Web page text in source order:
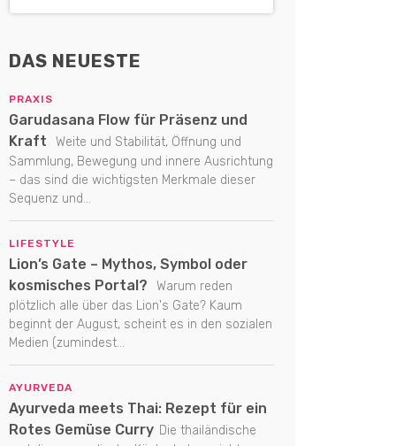
DAS NEUESTE
PRAXIS
Garudasana Flow für Präsenz und
Kraft
Weite und Stabilität, Öffnung und
Sammlung, Bewegung und innere Ausrichtung
– das sind die wichtigsten Merkmale dieser
Sequenz und...
LIFESTYLE
Lion’s Gate – Mythos, Symbol oder
kosmisches Portal?
Warum reden
plötzlich alle über das Lion's Gate? Kaum
beginnt der August, scheint es in den sozialen
Medien (zumindest...
AYURVEDA
Ayurveda meets Thai: Rezept für ein
Rotes Gemüse Curry Die thailändische